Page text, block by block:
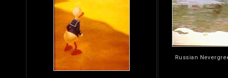
Russian